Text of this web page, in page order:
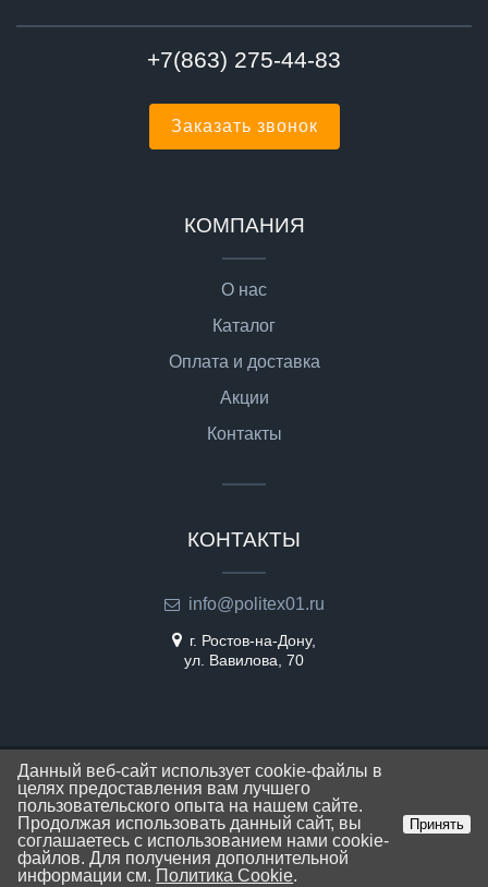
+7(863) 275-44-83
Заказать звонок
КОМПАНИЯ
О нас
Каталог
Оплата и доставка
Акции
Контакты
КОНТАКТЫ
info@politex01.ru
г. Ростов-на-Дону,
ул. Вавилова, 70
2026 © Все права защищены
Политика конфиденциальности
Карта сайта
Данный веб-сайт использует cookie-файлы в
целях предоставления вам лучшего
пользовательского опыта на нашем сайте.
Продолжая использовать данный сайт, вы
соглашаетесь с использованием нами cookie-
файлов. Для получения дополнительной
информации см. Политика Cookie.
Принять